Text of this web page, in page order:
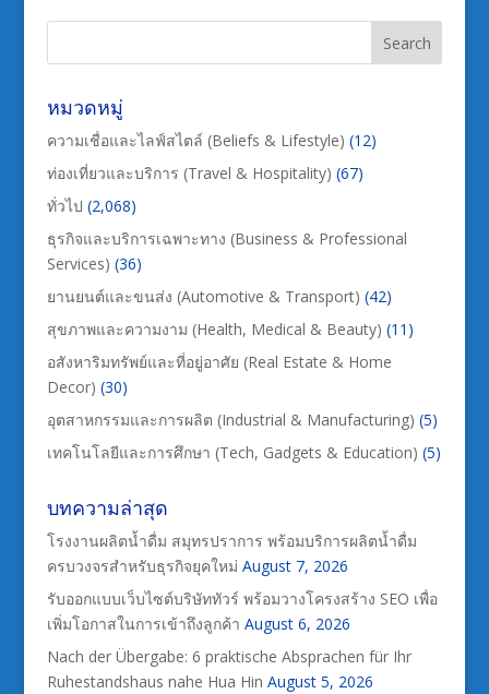
หมวดหมู่
ความเชื่อและไลฟ์สไตล์ (Beliefs & Lifestyle) (12)
ท่องเที่ยวและบริการ (Travel & Hospitality) (67)
ทั่วไป (2,068)
ธุรกิจและบริการเฉพาะทาง (Business & Professional
Services) (36)
ยานยนต์และขนส่ง (Automotive & Transport) (42)
สุขภาพและความงาม (Health, Medical & Beauty) (11)
อสังหาริมทรัพย์และที่อยู่อาศัย (Real Estate & Home
Decor) (30)
อุตสาหกรรมและการผลิต (Industrial & Manufacturing) (5)
เทคโนโลยีและการศึกษา (Tech, Gadgets & Education) (5)
บทความล่าสุด
โรงงานผลิตน้ำดื่ม สมุทรปราการ พร้อมบริการผลิตน้ำดื่ม
ครบวงจรสำหรับธุรกิจยุคใหม่ August 7, 2026
รับออกแบบเว็บไซต์บริษัททัวร์ พร้อมวางโครงสร้าง SEO เพื่อ
เพิ่มโอกาสในการเข้าถึงลูกค้า August 6, 2026
Nach der Übergabe: 6 praktische Absprachen für Ihr
Ruhestandshaus nahe Hua Hin August 5, 2026